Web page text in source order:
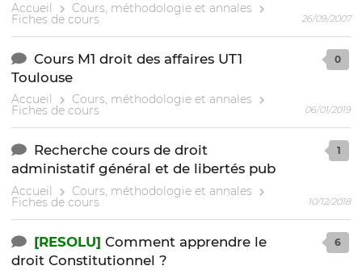
Accueil Cours, méthodologie et annales
Fiches de cours 26/09/2007
Cours M1 droit des affaires UT1
Toulouse
Accueil Cours, méthodologie et annales
Fiches de cours
0
06/01/2019
Recherche cours de droit
administatif général et de libertés pub
Accueil Cours, méthodologie et annales
Fiches de cours
1
10/12/2018
[RESOLU] Comment apprendre le
droit Constitutionnel ?
6